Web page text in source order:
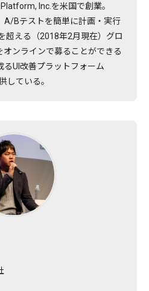
Inc.を米国で創業。
A/Bテストを簡単に計画・実行
超える（2018年2月現在）グロ
ンラインで募ることができる
UI改善プラットフォーム
している。